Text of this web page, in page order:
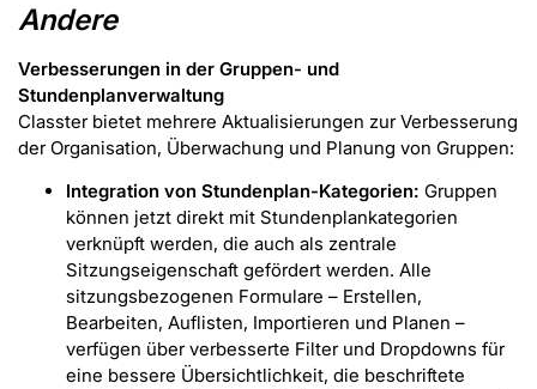
Andere
Verbesserungen in der Gruppen- und
Stundenplanverwaltung
Classter bietet mehrere Aktualisierungen zur Verbesserung
der Organisation, Überwachung und Planung von Gruppen:
Integration von Stundenplan-Kategorien: Gruppen
können jetzt direkt mit Stundenplankategorien
verknüpft werden, die auch als zentrale
Sitzungseigenschaft gefördert werden. Alle
sitzungsbezogenen Formulare – Erstellen,
Bearbeiten, Auflisten, Importieren und Planen –
verfügen über verbesserte Filter und Dropdowns für
eine bessere Übersichtlichkeit, die beschriftete